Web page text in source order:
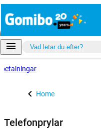
betalningar
Home
Telefonprylar